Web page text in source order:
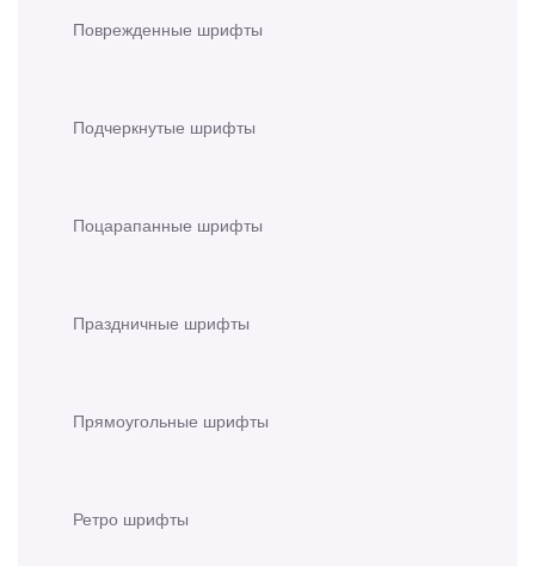
Поврежденные шрифты
Подчеркнутые шрифты
Поцарапанные шрифты
Праздничные шрифты
Прямоугольные шрифты
Ретро шрифты